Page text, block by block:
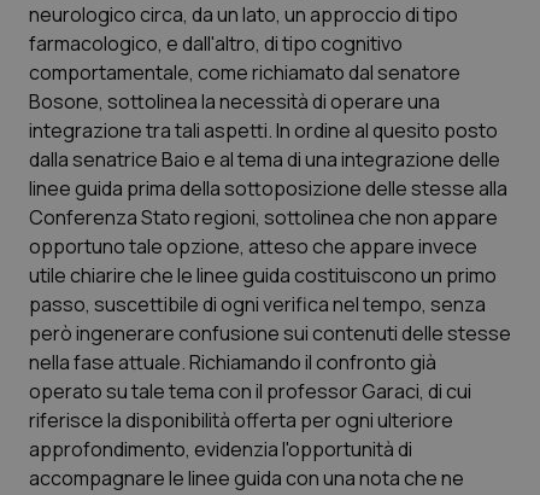
neurologico circa, da un lato, un approccio di tipo
farmacologico, e dall'altro, di tipo cognitivo
comportamentale, come richiamato dal senatore
Bosone, sottolinea la necessità di operare una
integrazione tra tali aspetti. In ordine al quesito posto
dalla senatrice Baio e al tema di una integrazione delle
linee guida prima della sottoposizione delle stesse alla
Conferenza Stato regioni, sottolinea che non appare
opportuno tale opzione, atteso che appare invece
utile chiarire che le linee guida costituiscono un primo
passo, suscettibile di ogni verifica nel tempo, senza
però ingenerare confusione sui contenuti delle stesse
nella fase attuale. Richiamando il confronto già
operato su tale tema con il professor Garaci, di cui
riferisce la disponibilità offerta per ogni ulteriore
approfondimento, evidenzia l'opportunità di
accompagnare le linee guida con una nota che ne
Nome
Fornitore/
Dominio
Scadenza
_ga_0VMQEQKQ1N .quotidianosanita.it
1 anno 1
mese
Questo
cookie
viene
da Google
Analytics
per
Nome Fornitore/Dominio Scadenza
VISITOR_INFO1_LIVE
.youtube.com
settimane